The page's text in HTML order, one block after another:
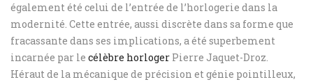
également été celui de l’entrée de l’horlogerie dans la
modernité. Cette entrée, aussi discrète dans sa forme que
fracassante dans ses implications, a été superbement
incarnée par le célèbre horloger Pierre Jaquet-Droz.
Héraut de la mécanique de précision et génie pointilleux,